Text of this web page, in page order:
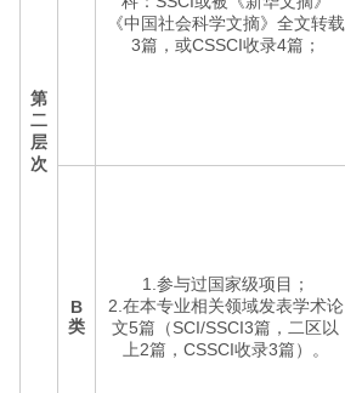
第
二
层
次
《中国社会科学文摘》全文转载
3篇，或CSSCI收录4篇；
B
类
1.参与过国家级项目；
2.在本专业相关领域发表学术论
文5篇（SCI/SSCI3篇，二区以
上2篇，CSSCI收录3篇）。